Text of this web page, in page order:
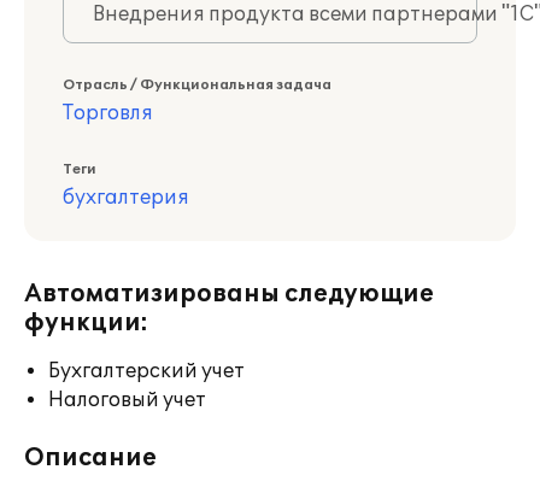
Внедрения продукта всеми партнерами
Отрасль / Функциональная задача
Торговля
Теги
бухгалтерия
Автоматизированы следующие
функции:
Бухгалтерский учет
Налоговый учет
Описание